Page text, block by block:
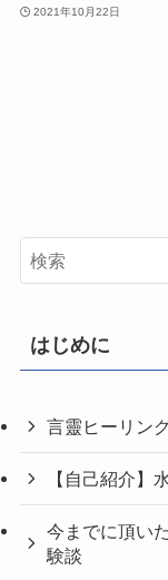
2021年10月22日
はじめに
言靈ヒーリン
【自己紹介】
今までに頂い
験談